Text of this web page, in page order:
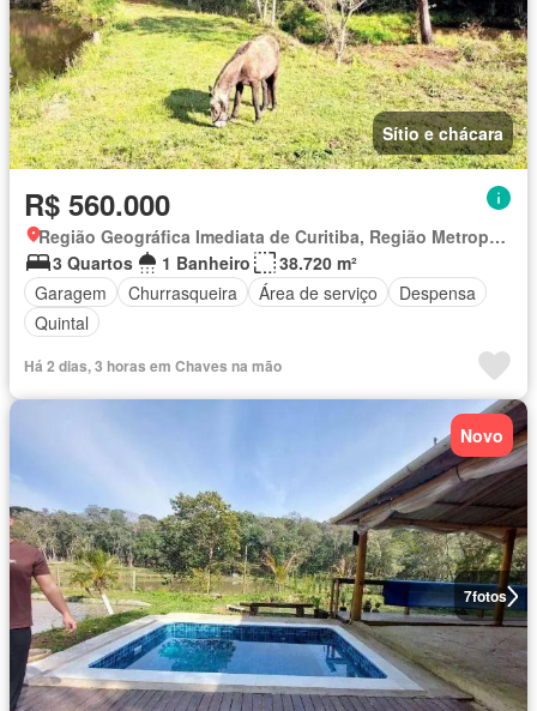
Sítio e chácara
R$ 560.000
Região Geográfica Imediata de Curitiba, Região Metropolitana de Curitiba
3 Quartos
1 Banheiro
38.720 m²
Garagem
Churrasqueira Área de serviço
Despensa
Quintal
Há 2 dias, 3 horas em Chaves na mão
7fotos
Novo